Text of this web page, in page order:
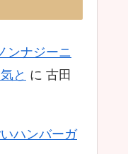
ンナジーニ
と に 古田
ハンバーガ